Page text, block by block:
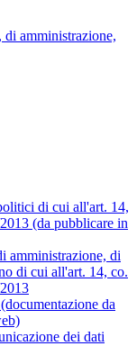
amministrazione,
di cui all'art. 14,
(da pubblicare in
amministrazione, di
di cui all'art. 14, co.
da
dei dati